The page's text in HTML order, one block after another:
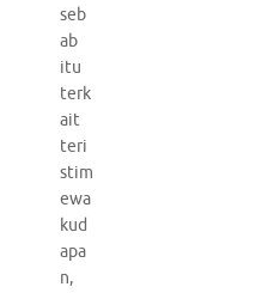
seb
ab
itu
terk
ait
teri
stim
ewa
kud
apa
n,